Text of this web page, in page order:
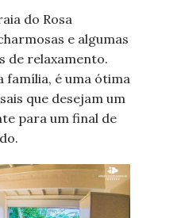
do Rosa
e algumas
de relaxamento.
família, é uma ótima
que desejam um
para um final de